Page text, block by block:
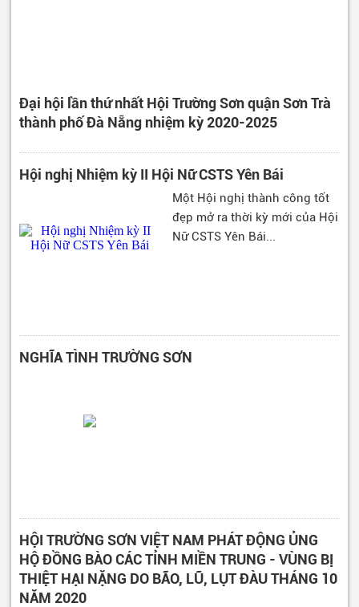
Đại hội lần thứ nhất Hội Trường Sơn quận Sơn Trà
thành phố Đà Nẵng nhiệm kỳ 2020-2025
Hội nghị Nhiệm kỳ II Hội Nữ CSTS Yên Bái
Một Hội nghị thành công tốt
đẹp mở ra thời kỳ mới của Hội
Nữ CSTS Yên Bái...
NGHĨA TÌNH TRƯỜNG SƠN
HỘI TRƯỜNG SƠN VIỆT NAM PHÁT ĐỘNG ỦNG
HỘ ĐỒNG BÀO CÁC TỈNH MIỀN TRUNG - VÙNG BỊ
THIỆT HẠI NẶNG DO BÃO, LŨ, LỤT ĐÀU THÁNG 10
NĂM 2020